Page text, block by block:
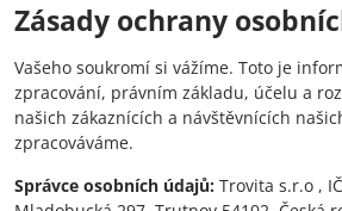
Zásady ochrany
Vašeho soukromí si vážíme. Toto je
zpracování, právním základu, účelu a
našich zákaznících a návštěvnících
zpracováváme.
Správce osobních údajů: Trovita s.r.o ,